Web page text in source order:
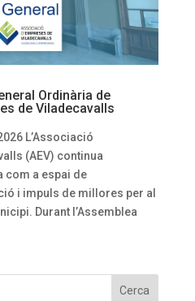
Ordinària de
de Viladecavalls
L’Associació
(AEV) continua
com a espai de
i impuls de millores per al
Durant l’Assemblea